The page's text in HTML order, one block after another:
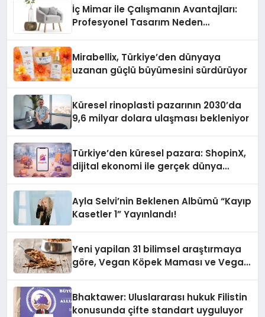
İç Mimar ile Çalışmanın Avantajları:
Profesyonel Tasarım Neden
Mirabellix, Türkiye’den dünyaya
uzanan güçlü büyümesini sürdürüyor
Küresel rinoplasti pazarının 2030’da
9,6 milyar dolara ulaşması bekleniyor
Türkiye’den küresel pazara: ShopinX,
dijital ekonomi ile gerçek dünya
Ayla Selvi’nin Beklenen Albümü “Kayıp
Kasetler 1” Yayınlandı!
Yeni yapilan 31 bilimsel araştırmaya
göre, Vegan Köpek Maması ve Vegan
Bhaktawer: Uluslararası hukuk Filistin
konusunda çifte standart uyguluyor